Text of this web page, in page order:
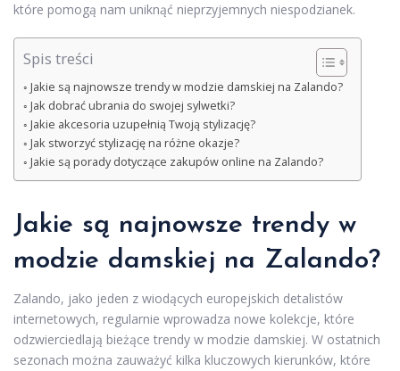
które pomogą nam uniknąć nieprzyjemnych niespodzianek.
Spis treści
Jakie są najnowsze trendy w modzie damskiej na Zalando?
Jak dobrać ubrania do swojej sylwetki?
Jakie akcesoria uzupełnią Twoją stylizację?
Jak stworzyć stylizację na różne okazje?
Jakie są porady dotyczące zakupów online na Zalando?
Jakie są najnowsze trendy w
modzie damskiej na Zalando?
Zalando, jako jeden z wiodących europejskich detalistów
internetowych, regularnie wprowadza nowe kolekcje, które
odzwierciedlają bieżące trendy w modzie damskiej. W ostatnich
sezonach można zauważyć kilka kluczowych kierunków, które